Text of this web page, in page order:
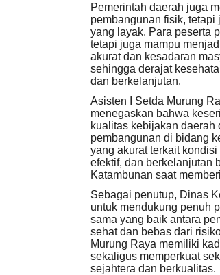
Pemerintah daerah juga
pembangunan fisik,
yang layak. Para peserta
tetapi juga mampu
akurat dan kesadaran
sehingga derajat
dan berkelanjutan.
Asisten I Setda Murung
menegaskan bahwa
kualitas kebijakan daerah
pembangunan di bidang
yang akurat terkait
efektif, dan berkelanjutan
Katambunan saat
Sebagai penutup, Dinas
untuk mendukung penuh
sama yang baik antara
sehat dan bebas dari
Murung Raya memiliki
sekaligus memperkuat
sejahtera dan berkualitas.